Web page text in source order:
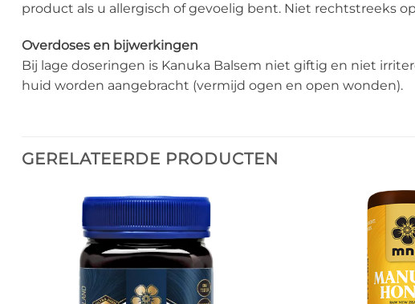
product als u allergisch of gevoelig bent. Niet rechtstreeks
Overdoses en bijwerkingen
Bij lage doseringen is Kanuka Balsem niet giftig en niet
huid worden aangebracht (vermijd ogen en open wonden).
GERELATEERDE PRODUCTEN